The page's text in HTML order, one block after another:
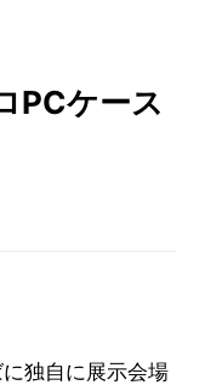
PCケース
独自に展示会場